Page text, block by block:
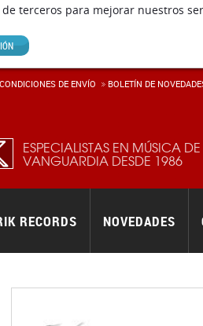
terceros para mejorar nuestros
ESPECIALISTAS EN MÚSICA DE
VANGUARDIA DESDE 1986
RECORDS NOVEDADES
CONDICIONES DE ENVÍ­O BOLETÍN DE